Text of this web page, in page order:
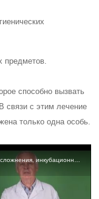
предметов.
способно вызвать
связи с этим лечение
только одна особь.